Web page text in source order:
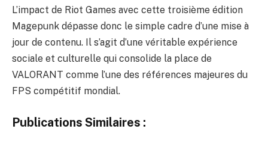
L’impact de Riot Games avec cette troisième édition
Magepunk dépasse donc le simple cadre d’une mise à
jour de contenu. Il s’agit d’une véritable expérience
sociale et culturelle qui consolide la place de
VALORANT comme l’une des références majeures du
FPS compétitif mondial.
Publications Similaires :